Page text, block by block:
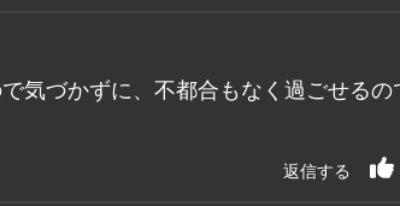
気づかずに、不都合もなく過ごせるの
返信する